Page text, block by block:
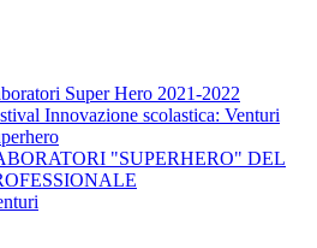
Super Hero 2021-2022
Innovazione scolastica: Venturi
"SUPERHERO" DEL